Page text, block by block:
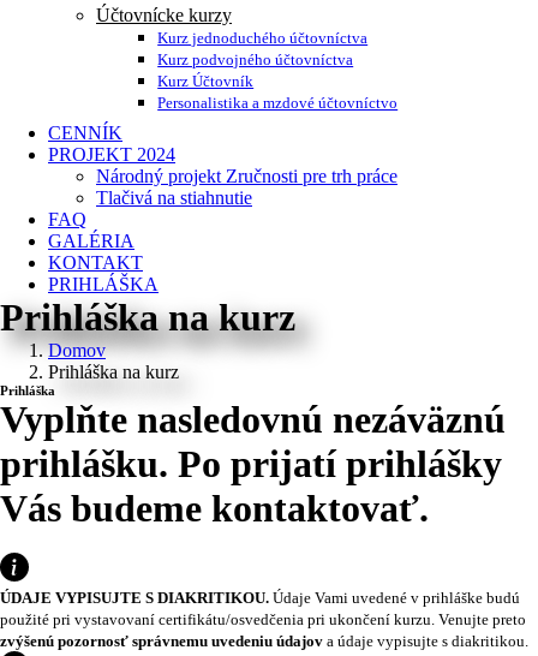
Účtovnícke kurzy
Kurz jednoduchého účtovníctva
Kurz podvojného účtovníctva
Kurz Účtovník
Personalistika a mzdové účtovníctvo
CENNÍK
PROJEKT 2024
Národný projekt Zručnosti pre trh práce
Tlačivá na stiahnutie
FAQ
GALÉRIA
KONTAKT
PRIHLÁŠKA
Prihláška na kurz
Domov
Prihláška na kurz
Prihláška
Vyplňte nasledovnú nezáväznú
prihlášku. Po prijatí prihlášky
Vás budeme kontaktovať.
ÚDAJE VYPISUJTE S DIAKRITIKOU. Údaje Vami uvedené v prihláške budú
použité pri vystavovaní certifikátu/osvedčenia pri ukončení kurzu. Venujte preto
zvýšenú pozornosť správnemu uvedeniu údajov a údaje vypisujte s diakritikou.